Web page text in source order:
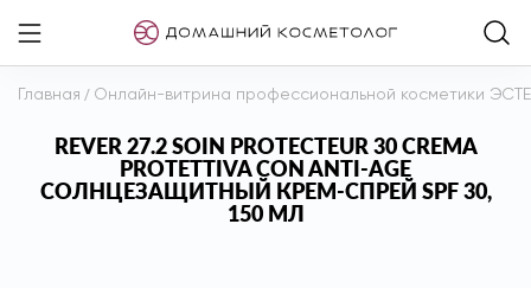
Главная / Онлайн-витрина профессиональной косметики
REVER 27.2 SOIN PROTECTEUR 30 CREMA
PROTETTIVA CON ANTI-AGE
СОЛНЦЕЗАЩИТНЫЙ КРЕМ-СПРЕЙ SPF 30,
150 МЛ